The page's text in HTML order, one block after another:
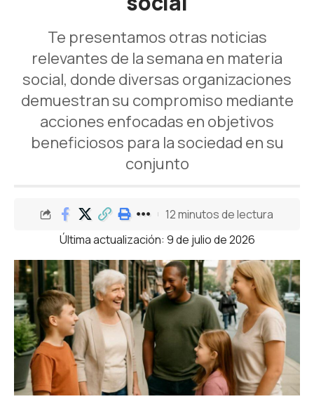
Te presentamos otras noticias
relevantes de la semana en materia
social, donde diversas organizaciones
demuestran su compromiso mediante
acciones enfocadas en objetivos
beneficiosos para la sociedad en su
conjunto
Última actualización: 9 de julio de 2026
12 minutos de lectura